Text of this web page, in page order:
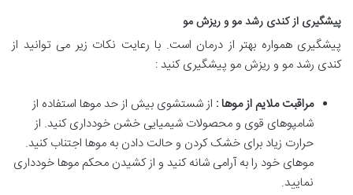
پیشگیری از کندی رشد مو و ریزش مو
پیشگیری همواره بهتر از درمان است. با رعایت نکات زیر می توانید از
کندی رشد مو و ریزش مو پیشگیری کنید :
مراقبت ملایم از موها : از شستشوی بیش از حد موها استفاده از
شامپوهای قوی و محصولات شیمیایی خشن خودداری کنید. از
حرارت زیاد برای خشک کردن و حالت دادن به موها اجتناب کنید.
موهای خود را به آرامی شانه کنید و از کشیدن محکم موها خودداری
نمایید.